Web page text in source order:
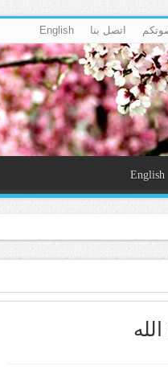
اتصل بنا English
English